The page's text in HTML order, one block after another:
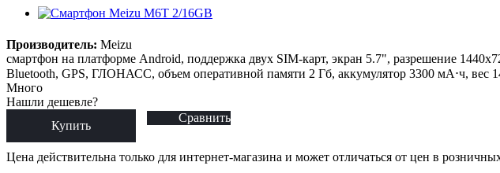
Производитель: Meizu
смартфон на платформе Android, поддержка двух SIM-карт, экран 5.7", разрешение
Bluetooth, GPS, ГЛОНАСС, объем оперативной памяти 2 Гб, аккумулятор 3300 мА⋅ч,
Много
Нашли дешевле?
Купить
Сравнить
Цена действительна только для интернет-магазина и может отличаться от цен в